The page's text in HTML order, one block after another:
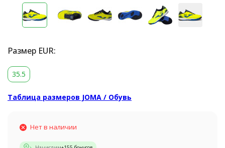
Размер EUR:
35.5
Таблица размеров JOMA / Обувь
Нет в наличии